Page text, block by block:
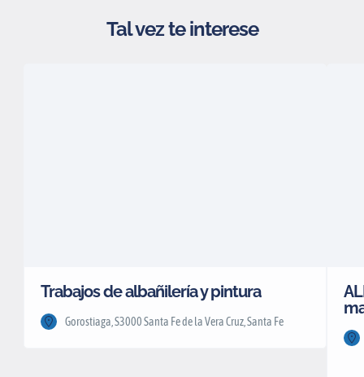
Tal vez te interese
Trabajos de albañilería y pintura
Gorostiaga, S3000 Santa Fe de la Vera Cruz, Santa Fe